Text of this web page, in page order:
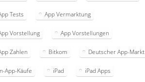
Tests App Vermarktung
Vorstellung App Vorstellungen
Zahlen Bitkom Deutscher App-Markt
App-Käufe iPad iPad Apps